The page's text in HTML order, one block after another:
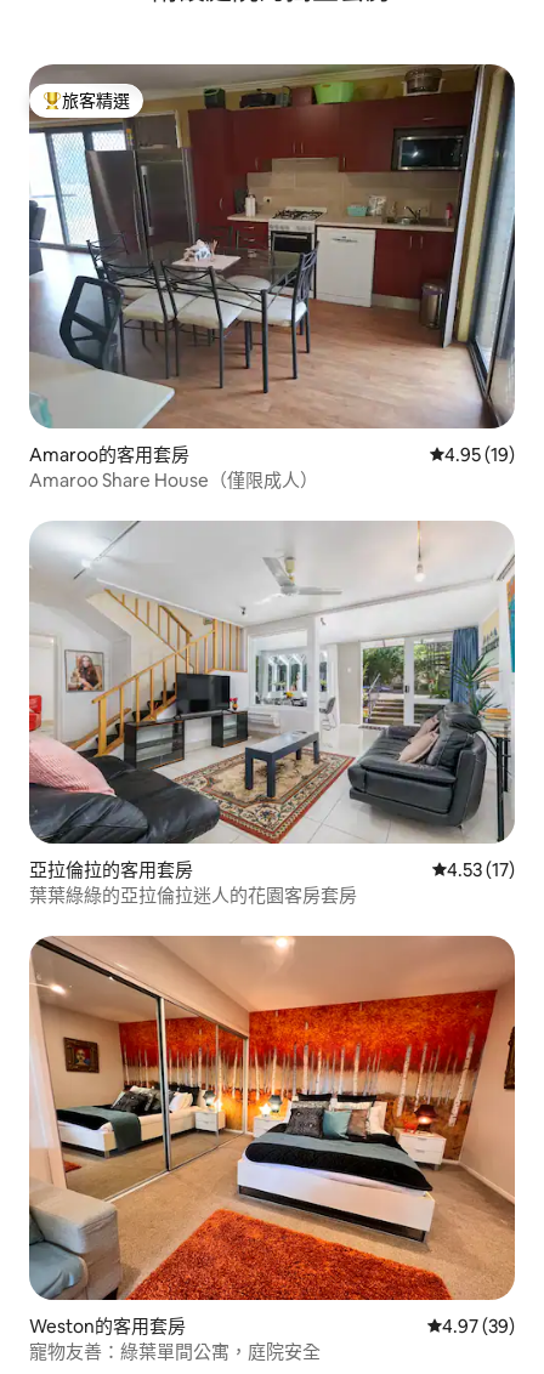
旅客精選榜首
旅客精選
Amaroo的客用套房 從 19 則評價
4.95 (19)
Amaroo Share House（僅限成人）
亞拉倫拉的客用套房 從 17 則評價
4.53 (17)
葉葉綠綠的亞拉倫拉迷人的花園客房套房
Weston的客用套房 從 39 則評價
4.97 (39)
寵物友善：綠葉單間公寓，庭院安全